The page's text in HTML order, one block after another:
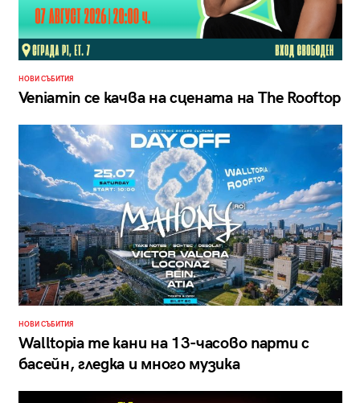
НОВИ СЪБИТИЯ
Veniamin се качва на сцената на The Rooftop
НОВИ СЪБИТИЯ
Walltopia те кани на 13-часово парти с
басейн, гледка и много музика